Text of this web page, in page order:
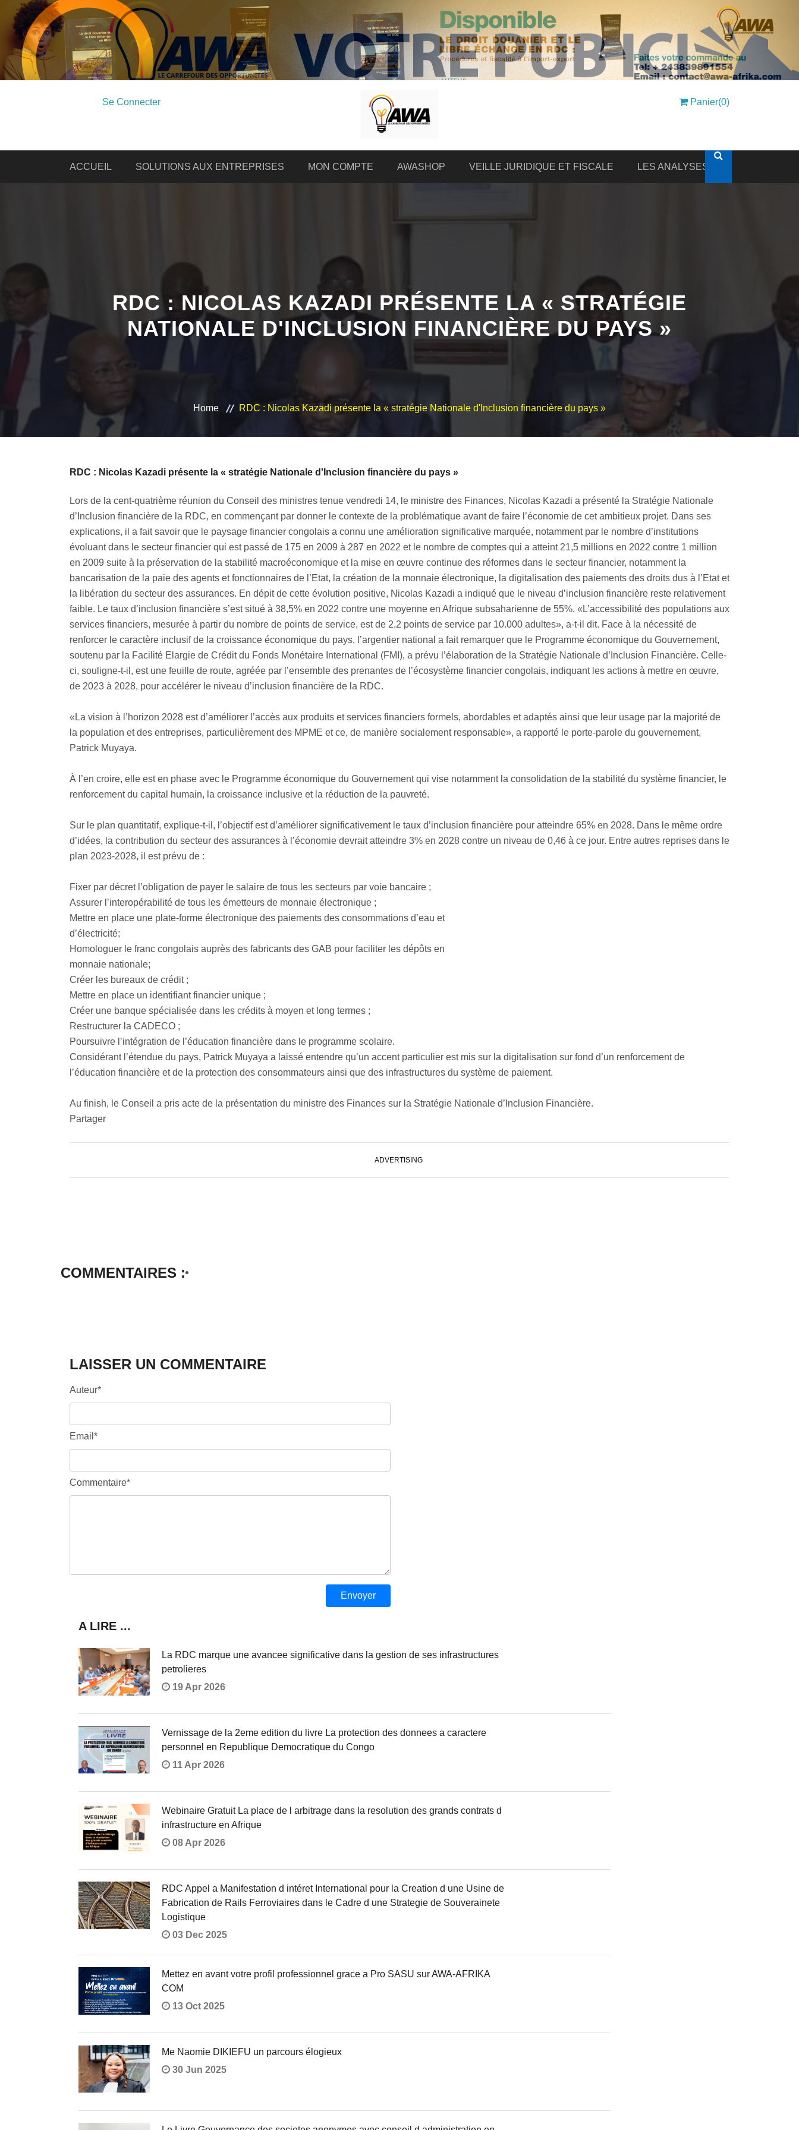
Se Connecter Panier(0)
ACCUEIL SOLUTIONS AUX ENTREPRISES MON COMPTE AWASHOP VEILLE JURIDIQUE ET FISCALE LES ANALYSES
RDC : NICOLAS KAZADI PRÉSENTE LA « STRATÉGIE
NATIONALE D'INCLUSION FINANCIÈRE DU PAYS »
Home RDC : Nicolas Kazadi présente la « stratégie Nationale d'Inclusion financière du pays »
RDC : Nicolas Kazadi présente la « stratégie Nationale d'Inclusion financière du pays »
Lors de la cent-quatrième réunion du Conseil des ministres tenue vendredi 14, le ministre des Finances, Nicolas Kazadi a présenté la Stratégie Nationale
d’Inclusion financière de la RDC, en commençant par donner le contexte de la problématique avant de faire l’économie de cet ambitieux projet. Dans ses
explications, il a fait savoir que le paysage financier congolais a connu une amélioration significative marquée, notamment par le nombre d’institutions
évoluant dans le secteur financier qui est passé de 175 en 2009 à 287 en 2022 et le nombre de comptes qui a atteint 21,5 millions en 2022 contre 1 million
en 2009 suite à la préservation de la stabilité macroéconomique et la mise en œuvre continue des réformes dans le secteur financier, notamment la
bancarisation de la paie des agents et fonctionnaires de l’Etat, la création de la monnaie électronique, la digitalisation des paiements des droits dus à l’Etat et
la libération du secteur des assurances. En dépit de cette évolution positive, Nicolas Kazadi a indiqué que le niveau d’inclusion financière reste relativement
faible. Le taux d’inclusion financière s’est situé à 38,5% en 2022 contre une moyenne en Afrique subsaharienne de 55%. «L’accessibilité des populations aux
services financiers, mesurée à partir du nombre de points de service, est de 2,2 points de service par 10.000 adultes», a-t-il dit. Face à la nécessité de
renforcer le caractère inclusif de la croissance économique du pays, l’argentier national a fait remarquer que le Programme économique du Gouvernement,
soutenu par la Facilité Elargie de Crédit du Fonds Monétaire International (FMI), a prévu l’élaboration de la Stratégie Nationale d’Inclusion Financière. Celle-
ci, souligne-t-il, est une feuille de route, agréée par l’ensemble des prenantes de l’écosystème financier congolais, indiquant les actions à mettre en œuvre,
de 2023 à 2028, pour accélérer le niveau d’inclusion financière de la RDC.
«La vision à l’horizon 2028 est d’améliorer l’accès aux produits et services financiers formels, abordables et adaptés ainsi que leur usage par la majorité de
la population et des entreprises, particulièrement des MPME et ce, de manière socialement responsable», a rapporté le porte-parole du gouvernement,
Patrick Muyaya.
À l’en croire, elle est en phase avec le Programme économique du Gouvernement qui vise notamment la consolidation de la stabilité du système financier, le
renforcement du capital humain, la croissance inclusive et la réduction de la pauvreté.
Sur le plan quantitatif, explique-t-il, l’objectif est d’améliorer significativement le taux d’inclusion financière pour atteindre 65% en 2028. Dans le même ordre
d’idées, la contribution du secteur des assurances à l’économie devrait atteindre 3% en 2028 contre un niveau de 0,46 à ce jour. Entre autres reprises dans le
plan 2023-2028, il est prévu de :
Fixer par décret l’obligation de payer le salaire de tous les secteurs par voie bancaire ;
Assurer l’interopérabilité de tous les émetteurs de monnaie électronique ;
Mettre en place une plate-forme électronique des paiements des consommations d’eau et
d’électricité;
Homologuer le franc congolais auprès des fabricants des GAB pour faciliter les dépôts en
monnaie nationale;
Créer les bureaux de crédit ;
Mettre en place un identifiant financier unique ;
Créer une banque spécialisée dans les crédits à moyen et long termes ;
Restructurer la CADECO ;
Poursuivre l’intégration de l’éducation financière dans le programme scolaire.
Considérant l’étendue du pays, Patrick Muyaya a laissé entendre qu’un accent particulier est mis sur la digitalisation sur fond d’un renforcement de
l’éducation financière et de la protection des consommateurs ainsi que des infrastructures du système de paiement.
Au finish, le Conseil a pris acte de la présentation du ministre des Finances sur la Stratégie Nationale d’Inclusion Financière.
Partager
ADVERTISING
COMMENTAIRES :
LAISSER UN COMMENTAIRE
Auteur*
Email*
Commentaire*
A LIRE ...
La RDC marque une avancee significative dans la gestion de ses infrastructures
petrolieres
19 Apr 2026
Vernissage de la 2eme edition du livre La protection des donnees a caractere
personnel en Republique Democratique du Congo
11 Apr 2026
Webinaire Gratuit La place de l arbitrage dans la resolution des grands contrats d
infrastructure en Afrique
08 Apr 2026
RDC Appel a Manifestation d intéret International pour la Creation d une Usine de
Fabrication de Rails Ferroviaires dans le Cadre d une Strategie de Souverainete
Logistique
03 Dec 2025
Mettez en avant votre profil professionnel grace a Pro SASU sur AWA-AFRIKA
COM
13 Oct 2025
Me Naomie DIKIEFU un parcours élogieux
30 Jun 2025